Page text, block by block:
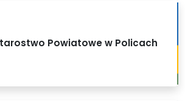
Powiatowe w Policach